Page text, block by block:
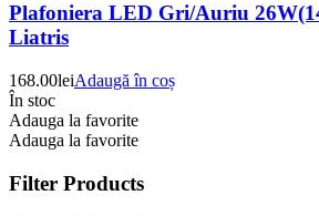
Plafoniera LED Gri/Auriu
Liatris
168.00leiAdaugă în coș
În stoc
Adauga la favorite
Adauga la favorite
Filter Products